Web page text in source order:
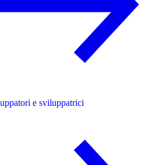
e sviluppatrici